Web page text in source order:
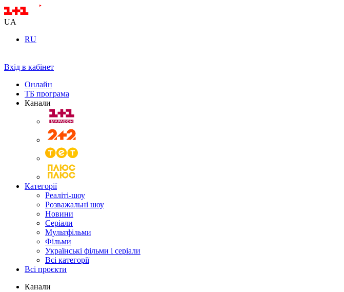
UA
RU
Вхід в кабінет
Онлайн
ТБ програма
Канали
Категорії
Реаліті-шоу
Розважальні шоу
Новини
Серіали
Мультфільми
Фільми
Українські фільми і серіали
Всі категорії
Всі проєкти
Канали